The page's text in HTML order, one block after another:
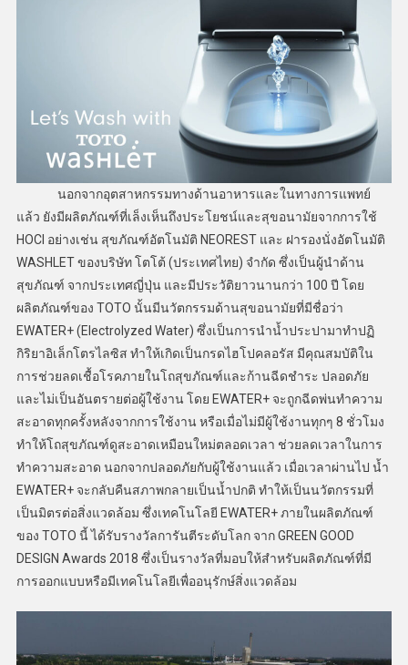
นอกจากอุตสาหกรรมทางด้านอาหารและในทางการแพทย์
แล้ว ยังมีผลิตภัณฑ์ที่เล็งเห็นถึงประโยชน์และสุขอนามัยจากการใช้
HOCl อย่างเช่น สุขภัณฑ์อัตโนมัติ NEOREST และ ฝารองนั่งอัตโนมัติ
WASHLET ของบริษัท โตโต้ (ประเทศไทย) จำกัด ซึ่งเป็นผู้นำด้าน
สุขภัณฑ์ จากประเทศญี่ปุ่น และมีประวัติยาวนานกว่า 100 ปี โดย
ผลิตภัณฑ์ของ TOTO นั้นมีนวัตกรรมด้านสุขอนามัยที่มีชื่อว่า
EWATER+ (Electrolyzed Water) ซึ่งเป็นการนำน้ำประปามาทำปฏิ
กิริยาอิเล็กโตรไลซิส ทำให้เกิดเป็นกรดไฮโปคลอรัส มีคุณสมบัติใน
การช่วยลดเชื้อโรคภายในโถสุขภัณฑ์และก้านฉีดชำระ ปลอดภัย
และไม่เป็นอันตรายต่อผู้ใช้งาน โดย EWATER+ จะถูกฉีดพ่นทำความ
สะอาดทุกครั้งหลังจากการใช้งาน หรือเมื่อไม่มีผู้ใช้งานทุกๆ 8 ชั่วโมง
ทำให้โถสุขภัณฑ์ดูสะอาดเหมือนใหม่ตลอดเวลา ช่วยลดเวลาในการ
ทำความสะอาด นอกจากปลอดภัยกับผู้ใช้งานแล้ว เมื่อเวลาผ่านไป น้ำ
EWATER+ จะกลับคืนสภาพกลายเป็นน้ำปกติ ทำให้เป็นนวัตกรรมที่
เป็นมิตรต่อสิ่งแวดล้อม ซึ่งเทคโนโลยี EWATER+ ภายในผลิตภัณฑ์
ของ TOTO นี้ ได้รับรางวัลการันตีระดับโลก จาก GREEN GOOD
DESIGN Awards 2018 ซึ่งเป็นรางวัลที่มอบให้สำหรับผลิตภัณฑ์ที่มี
การออกแบบหรือมีเทคโนโลยีเพื่ออนุรักษ์สิ่งแวดล้อม